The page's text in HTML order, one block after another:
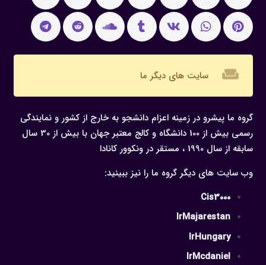
weekend سایت های دیگر ما
گروه ما پیشرو در زمینه اعزام دانشجو به خارج از کشور و نمایندگی
رسمی بیش از 100 دانشگاه و کالج معتبر جهان با بیش از 30 سال
سابقه از سال 1990 ، مستقر در ونکوور کانادا
وب سایت های دیگر گروه ما را نیز ببینید:
Cis3000
IrMajarestan
IrHungary
IrMcdaniel